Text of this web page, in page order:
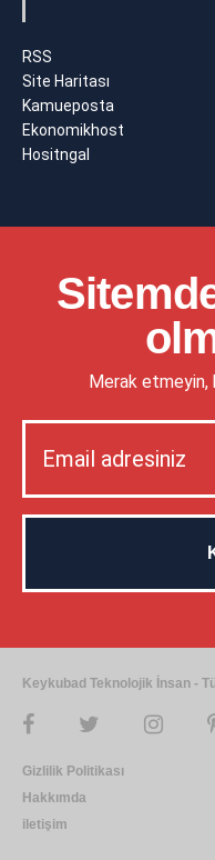
RSS
Site Haritası
Kamueposta
Ekonomikhost
Hositngal
Merak etmeyin,
Keykubad Teknolojik İnsan -
Gizlilik Politikası
Hakkımda
iletişim